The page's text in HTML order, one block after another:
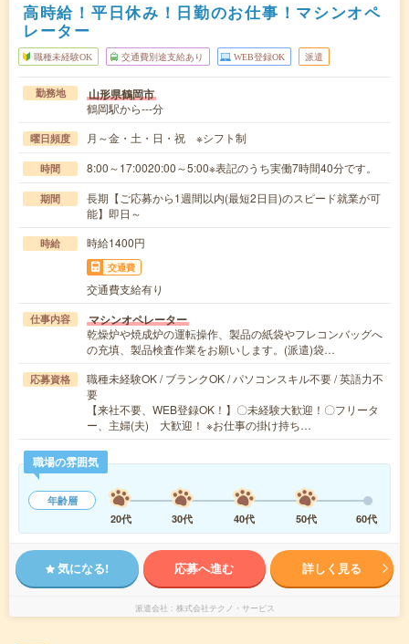
高時給！平日休み！日勤のお仕事！マシンオペ
レーター
職種未経験OK 交通費別途支給あり WEB登録OK 派遣
勤務地 山形県鶴岡市
鶴岡駅から---分
曜日頻度 月～金・土・日・祝 ※シフト制
時間 8:00～17:0020:00～5:00※表記のうち実働7時間40分です。
期間
長期【ご応募から1週間以内(最短2日目)のスピード就業が可
能】即日～
時給 時給1400円
交通費
交通費支給有り
仕事内容 マシンオペレーター
乾燥炉や焼成炉の運転操作、製品の紙袋やフレコンバッグへ
の充填、製品検査作業をお願いします。(派遣)袋…
応募資格
職種未経験OK / ブランクOK / パソコンスキル不要 / 英語力不
要
【来社不要、WEB登録OK！】〇未経験大歓迎！〇フリータ
ー、主婦(夫) 大歓迎！ ※お仕事の掛け持ち…
職場の雰囲気
年齢層
20代
30代 40代 50代 60代
気になる! 応募へ進む 詳しく見る
派遣会社 株式会社テクノ・サービス